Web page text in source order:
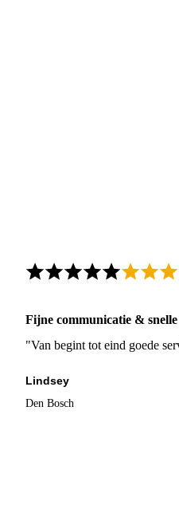
Fijne communicatie & snelle
"Van begint tot eind goede
Lindsey
Den Bosch